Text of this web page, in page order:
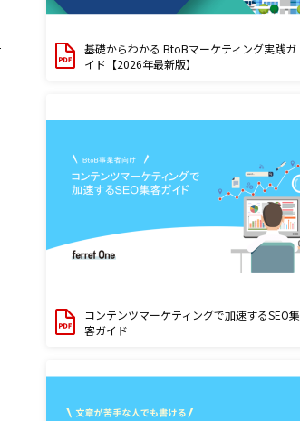
基礎からわかる BtoBマーケティング実践ガ
イド【2026年最新版】
コンテンツマーケティングで加速するSEO集
客ガイド